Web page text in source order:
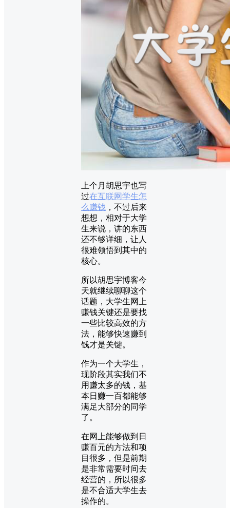
上个月胡思宇也写
过在互联网学生怎
么赚钱 ，不过后来
想想，相对于大学
生来说，讲的东西
还不够详细，让人
很难领悟到其中的
核心。
所以胡思宇博客今
天就继续聊聊这个
话题，大学生网上
赚钱关键还是要找
一些比较高效的方
法，能够快速赚到
钱才是关键。
作为一个大学生，
现阶段其实我们不
用赚太多的钱，基
本日赚一百都能够
满足大部分的同学
了。
在网上能够做到日
赚百元的方法和项
目很多，但是前期
是非常需要时间去
经营的，所以很多
是不合适大学生去
操作的。